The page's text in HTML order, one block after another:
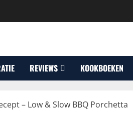
REVIEWS KOOKBOEKEN
– Low & Slow BBQ Porchetta